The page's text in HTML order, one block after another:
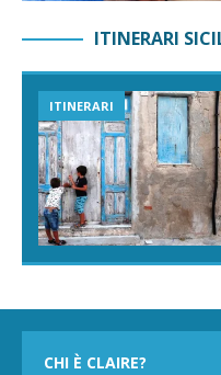
ITINERARI
ITINERARI
CHI È CLAIRE?